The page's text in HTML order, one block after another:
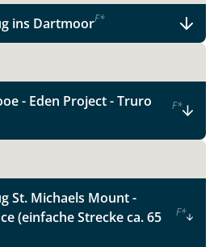
ins DartmoorF*
- Eden Project - Truro
F*
St. Michaels Mount -
(einfache Strecke ca. 65
F*